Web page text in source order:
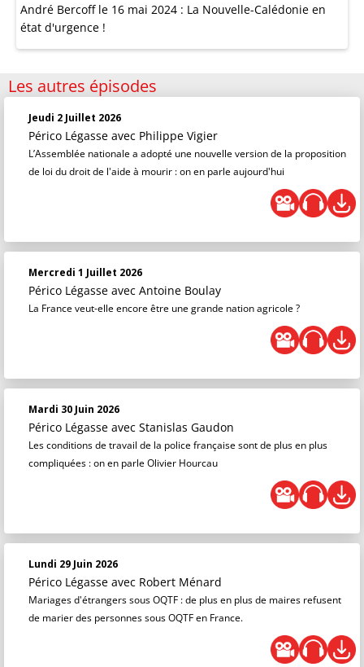
André Bercoff le 16 mai 2024 : La Nouvelle-Calédonie en
état d'urgence !
Les autres épisodes
Jeudi 2 Juillet 2026
Périco Légasse avec Philippe Vigier
L’Assemblée nationale a adopté une nouvelle version de la proposition
de loi du droit de l'aide à mourir : on en parle aujourd'hui
Mercredi 1 Juillet 2026
Périco Légasse avec Antoine Boulay
La France veut-elle encore être une grande nation agricole ?
Mardi 30 Juin 2026
Périco Légasse avec Stanislas Gaudon
Les conditions de travail de la police française sont de plus en plus
compliquées : on en parle Olivier Hourcau
Lundi 29 Juin 2026
Périco Légasse avec Robert Ménard
Mariages d'étrangers sous OQTF : de plus en plus de maires refusent
de marier des personnes sous OQTF en France.